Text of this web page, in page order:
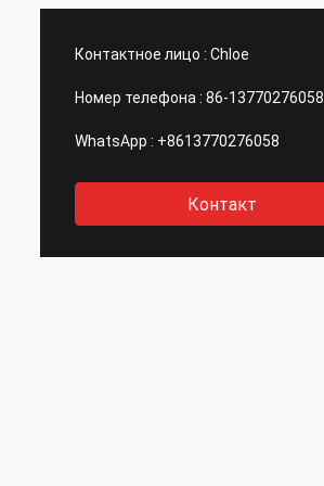
Контактное лицо : Chloe
Номер телефона : 86-13770276058
WhatsApp : +8613770276058
Контакт